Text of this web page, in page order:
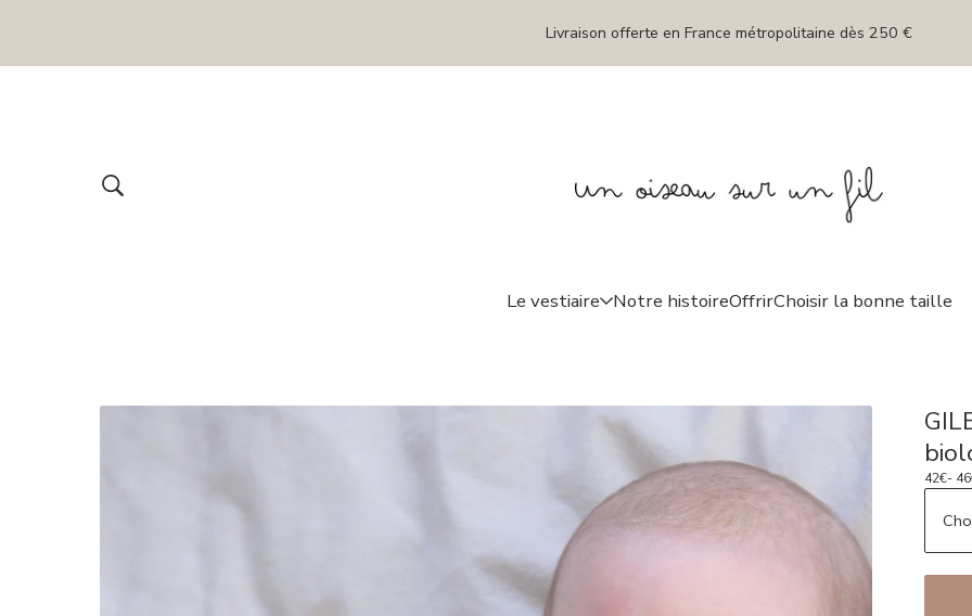
Livraison offerte en France métropolitaine dès 250 €
Le vestiaire Notre histoireOffrirChoisir la bonne taille
42€- 46